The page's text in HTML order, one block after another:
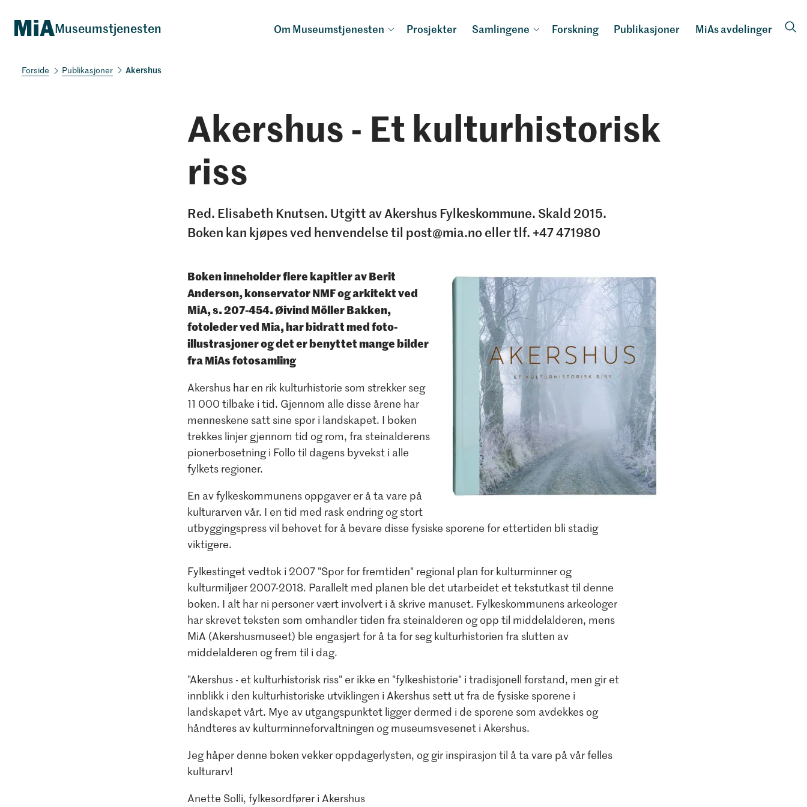
Museumstjenesten Om Museumstjenesten Prosjekter Samlingene Forskning Publikasjoner MiAs avdelinger
Publikasjoner Akershus
Akershus - Et kulturhistorisk
riss
Red. Elisabeth Knutsen. Utgitt av Akershus Fylkeskommune. Skald 2015.
Boken kan kjøpes ved henvendelse til post@mia.no eller tlf. +47 471980
Boken inneholder flere kapitler av Berit
Anderson, konservator NMF og arkitekt ved
MiA, s. 207-454. Øivind Möller Bakken,
fotoleder ved Mia, har bidratt med foto-
illustrasjoner og det er benyttet mange bilder
fra MiAs fotosamling
Akershus har en rik kulturhistorie som strekker seg
11 000 tilbake i tid. Gjennom alle disse årene har
menneskene satt sine spor i landskapet. I boken
trekkes linjer gjennom tid og rom, fra steinalderens
pionerbosetning i Follo til dagens byvekst i alle
fylkets regioner. ​
En av fylkeskommunens oppgaver er å ta vare på
kulturarven vår. I en tid med rask endring og stort
utbyggingspress vil behovet for å bevare disse fysiske sporene for ettertiden bli stadig
viktigere.
Fylkestinget vedtok i 2007 "Spor for fremtiden" regional plan for kulturminner og
kulturmiljøer 2007-2018. Parallelt med planen ble det utarbeidet et tekstutkast til denne
boken. I alt har ni personer vært involvert i å skrive manuset. Fylkeskommunens arkeologer
har skrevet teksten som omhandler tiden fra steinalderen og opp til middelalderen, mens
MiA (Akershusmuseet) ble engasjert for å ta for seg kulturhistorien fra slutten av
middelalderen og frem til i dag.
"Akershus - et kulturhistorisk riss" er ikke en "fylkeshistorie" i tradisjonell forstand, men gir et
innblikk i den kulturhistoriske utviklingen i Akershus sett ut fra de fysiske sporene i
landskapet vårt. Mye av utgangspunktet ligger dermed i de sporene som avdekkes og
håndteres av kulturminneforvaltningen og museumsvesenet i Akershus.
Jeg håper denne boken vekker oppdagerlysten, og gir inspirasjon til å ta vare på vår felles
kulturarv!
Anette Solli, fylkesordfører i Akershus